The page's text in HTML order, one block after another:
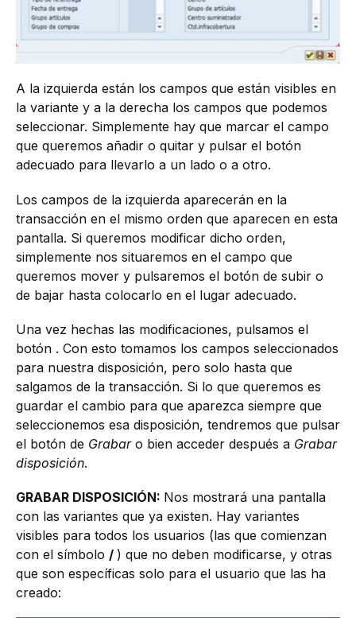
A la izquierda están los campos que están visibles en
la variante y a la derecha los campos que podemos
seleccionar. Simplemente hay que marcar el campo
que queremos añadir o quitar y pulsar el botón
adecuado para llevarlo a un lado o a otro.
Los campos de la izquierda aparecerán en la
transacción en el mismo orden que aparecen en esta
pantalla. Si queremos modificar dicho orden,
simplemente nos situaremos en el campo que
queremos mover y pulsaremos el botón de subir o
de bajar hasta colocarlo en el lugar adecuado.
Una vez hechas las modificaciones, pulsamos el
botón . Con esto tomamos los campos seleccionados
para nuestra disposición, pero solo hasta que
salgamos de la transacción. Si lo que queremos es
guardar el cambio para que aparezca siempre que
seleccionemos esa disposición, tendremos que pulsar
el botón de Grabar o bien acceder después a Grabar
disposición.
GRABAR DISPOSICIÓN: Nos mostrará una pantalla
con las variantes que ya existen. Hay variantes
visibles para todos los usuarios (las que comienzan
con el símbolo / ) que no deben modificarse, y otras
que son específicas solo para el usuario que las ha
creado: